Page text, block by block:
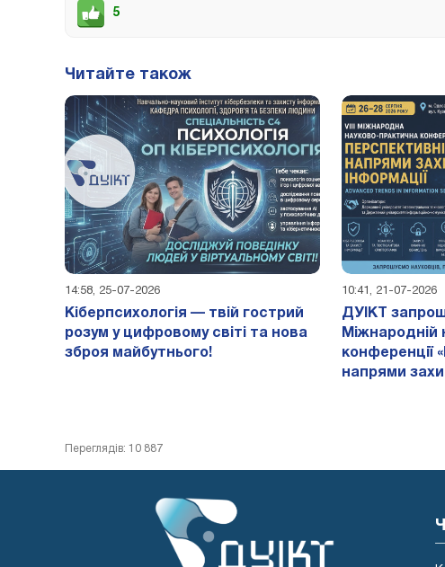
5
Читайте також
14:58, 25-07-2026
Кіберпсихологія — твій гострий
розум у цифровому світі та нова
зброя майбутнього!
10:41, 21-07-2026
ДУІКТ
Міжнародній
конференції
напрями
Переглядів: 10 887